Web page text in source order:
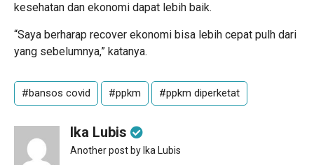
kesehatan dan ekonomi dapat lebih baik.
“Saya berharap recover ekonomi bisa lebih cepat pulh dari
yang sebelumnya,” katanya.
#bansos covid #ppkm #ppkm diperketat
Ika Lubis
Another post by Ika Lubis